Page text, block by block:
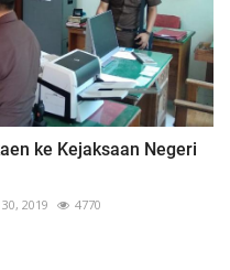
ke Kejaksaan Negeri
2019 4770